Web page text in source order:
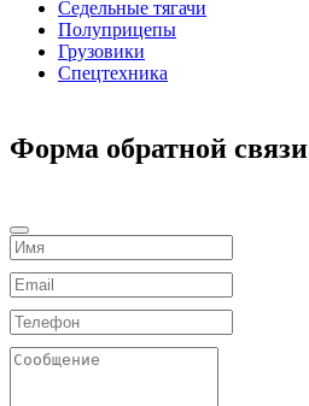
Седельные тягачи
Полуприцепы
Грузовики
Спецтехника
Форма обратной связи